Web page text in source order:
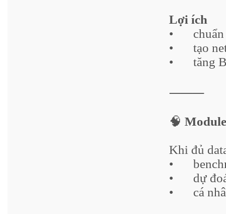
Lợi ích
•
•
tạo
•
tăng
⸻
🧠
Khi đủ
•
•
dự
•
cá